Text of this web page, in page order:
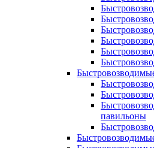
павильоны